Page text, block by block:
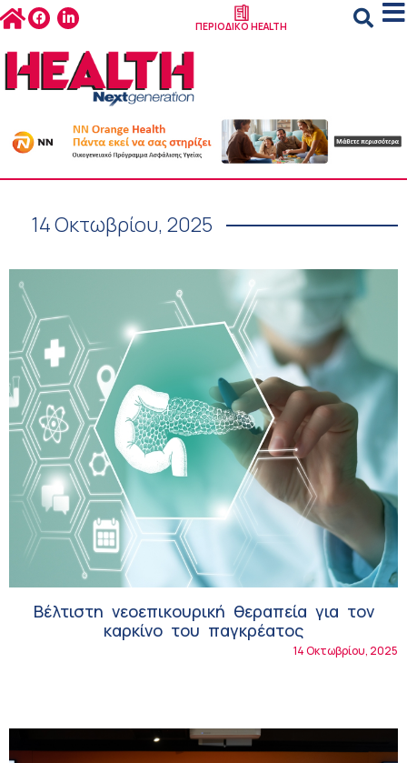
ΠΕΡΙΟΔΙΚΟ HEALTH
14 Οκτωβρίου, 2025
Βέλτιστη νεοεπικουρική θεραπεία για τον
καρκίνο του παγκρέατος
14 Οκτωβρίου, 2025